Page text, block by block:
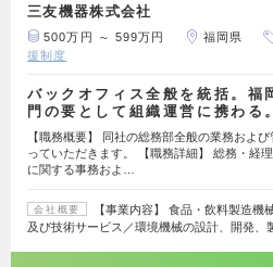
三友機器株式会社
500万円 ～ 599万円 福岡県
援制度
バックオフィス全般を統括。福
門の要として組織運営に携わる。
【職務概要】 同社の総務部全般の業務およ
っていただきます。 【職務詳細】 総務・経
に関する事務およ…
会社概要
【事業内容】 食品・飲料製造
及び技術サービス／環境機械の設計、開発、